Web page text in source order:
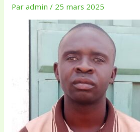
Paradmin/ 25 mars 2025